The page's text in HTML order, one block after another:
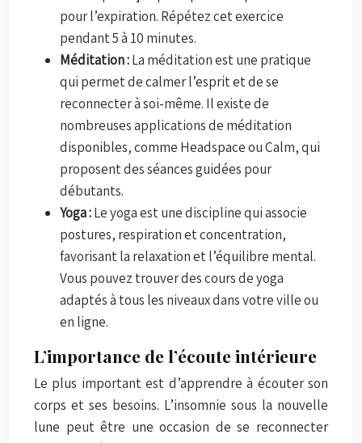
pour l’expiration. Répétez cet exercice
pendant 5 à 10 minutes.
Méditation :La méditation est une pratique
qui permet de calmer l’esprit et de se
reconnecter à soi-même. Il existe de
nombreuses applications de méditation
disponibles, comme Headspace ou Calm, qui
proposent des séances guidées pour
débutants.
Yoga :Le yoga est une discipline qui associe
postures, respiration et concentration,
favorisant la relaxation et l’équilibre mental.
Vous pouvez trouver des cours de yoga
adaptés à tous les niveaux dans votre ville ou
en ligne.
L’importance de l’écoute intérieure
Le plus important est d’apprendre à écouter son
corps et ses besoins. L’insomnie sous la nouvelle
lune peut être une occasion de se reconnecter